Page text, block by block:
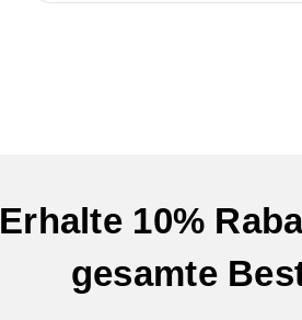
Erhalte 10%
gesamte